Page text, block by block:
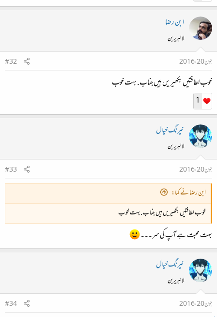
ابن رضا
لائبریرین
جون 20، 2016
#32
خوب لطافتیں بکھیریں ہیں جناب. بہت خوب
1
نیرنگ خیال
لائبریرین
جون 20، 2016
#33
ابن رضا نے کہا:
خوب لطافتیں بکھیریں ہیں جناب. بہت خوب
بہت محبت ہے آپ کی سر۔۔۔
نیرنگ خیال
لائبریرین
جون 20، 2016
#34